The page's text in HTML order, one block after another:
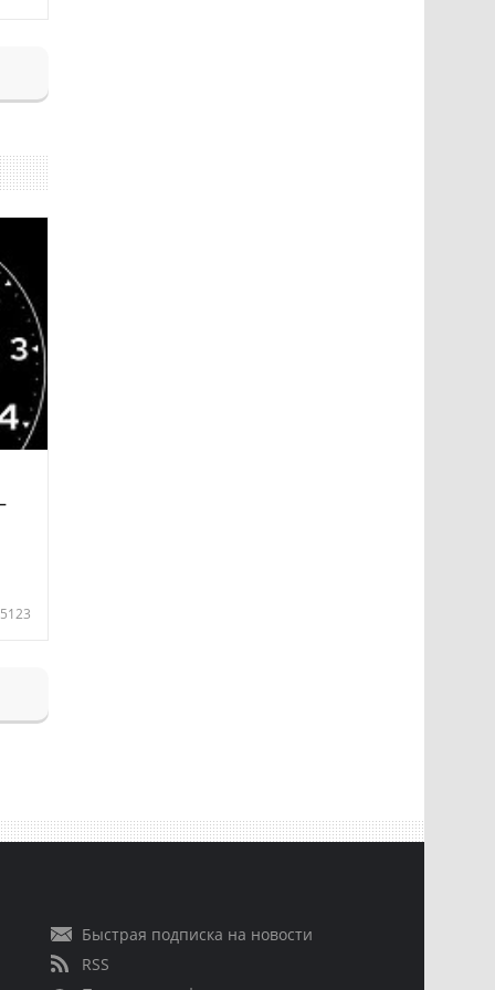
5123
Быстрая подписка на новости
RSS